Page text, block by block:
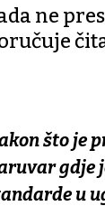
ne
što je
gdje
u